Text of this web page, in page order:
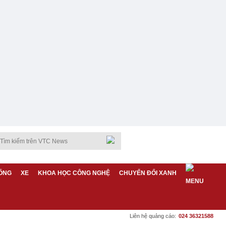
XE KHOA HỌC CÔNG NGHỆ CHUYỂN ĐỔI XANH
Liên hệ quảng cáo: 024 36321588